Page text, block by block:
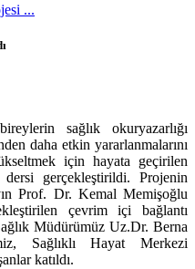
...
sağlık okuryazarlığı
daha etkin yararlanmalarını
için hayata geçirilen
gerçekleştirildi. Projenin
Prof. Dr. Kemal Memişoğlu
çevrim içi bağlantı
Müdürümüz Uz.Dr. Berna
Sağlıklı Hayat Merkezi
katıldı.